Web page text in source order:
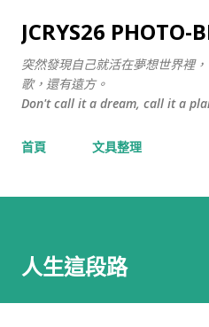
跳至主
JCRYS26 PHOTO-
突然發現自己就活在夢想世界裡
歌，還有遠方。
Don't call it a dream, call it a
首頁 文具整理
人生這段路